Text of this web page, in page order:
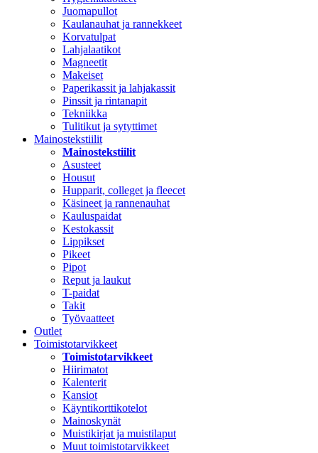
Juomapullot
Kaulanauhat ja rannekkeet
Korvatulpat
Lahjalaatikot
Magneetit
Makeiset
Paperikassit ja lahjakassit
Pinssit ja rintanapit
Tekniikka
Tulitikut ja sytyttimet
Mainostekstiilit
Mainostekstiilit
Asusteet
Housut
Hupparit, colleget ja fleecet
Käsineet ja rannenauhat
Kauluspaidat
Kestokassit
Lippikset
Pikeet
Pipot
Reput ja laukut
T-paidat
Takit
Työvaatteet
Outlet
Toimistotarvikkeet
Toimistotarvikkeet
Hiirimatot
Kalenterit
Kansiot
Käyntikorttikotelot
Mainoskynät
Muistikirjat ja muistilaput
Muut toimistotarvikkeet